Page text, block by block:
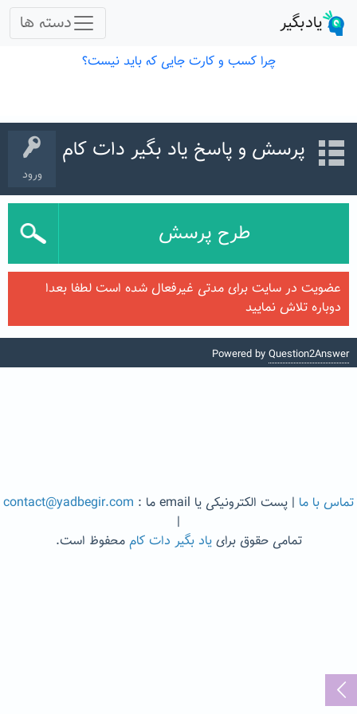
ورود
پرسش و پاسخ یاد بگیر دات کام
طرح پرسش
عضویت در سایت برای مدتی غیرفعال شده است لطفا بعدا
دوباره تلاش نمایید
Powered by Question2Answer
تماس با ما | پست الکترونیکی یا email ما :
contact@yadbegir.com
|
تمامی حقوق براییاد بگیر دات کام محفوظ است.